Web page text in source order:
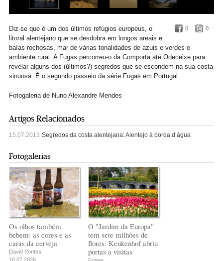
0 0
Diz-se que é um dos últimos refúgios europeus, o
litoral alentejano que se desdobra em longos areais e
baías rochosas, mar de várias tonalidades de azuis e verdes e
ambiente rural. A Fugas percorreu-o da Comporta até Odeceixe para
revelar alguns dos (últimos?) segredos que se escondem na sua costa
sinuosa. É o segundo passeio da série Fugas em Portugal.
Fotogaleria de Nuno Alexandre Mendes
Artigos Relacionados
15.07.2013 Segredos da costa alentejana: Alentejo à borda d’água
Fotogalerias
Os olhos também
bebem: as cores e as
caras da cerveja
David Pontes
10.07.2026
O "Jardim da Europa"
tem sete milhões de
flores: Keukenhof abriu
portas a visitas